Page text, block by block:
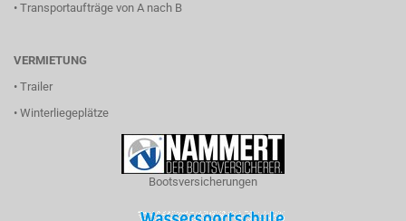
• Transportaufträge von A nach B
VERMIETUNG
• Trailer
• Winterliegeplätze
Bootsversicherungen